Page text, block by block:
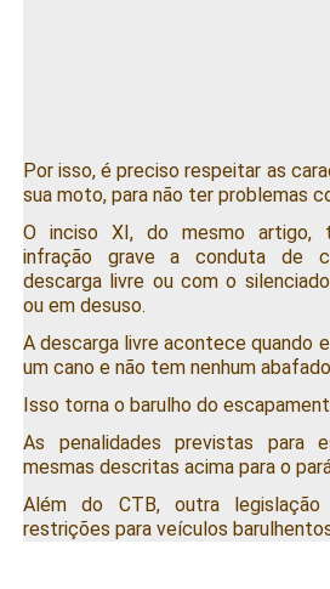
Por isso, é preciso respeitar as
sua moto, para não ter problemas
O inciso XI, do mesmo artigo,
infração grave a conduta de
descarga livre ou com o
ou em desuso.
A descarga livre acontece quando
um cano e não tem nenhum
Isso torna o barulho do
As penalidades previstas para
mesmas descritas acima para o
Além do CTB, outra legislação
restrições para veículos